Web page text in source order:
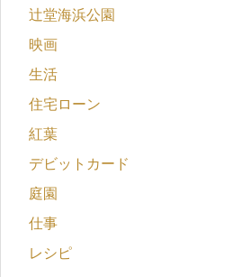
辻堂海浜公園
映画
生活
住宅ローン
紅葉
デビットカード
庭園
仕事
レシピ